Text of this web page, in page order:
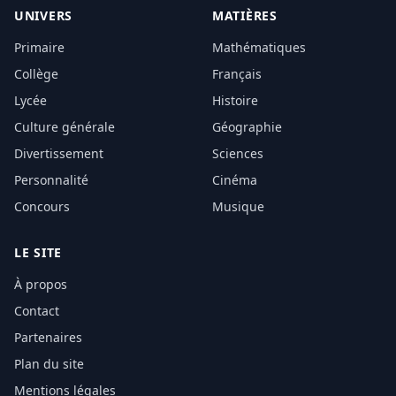
UNIVERS
Primaire
Collège
Lycée
Culture générale
Divertissement
Personnalité
Concours
MATIÈRES
Mathématiques
Français
Histoire
Géographie
Sciences
Cinéma
Musique
LE SITE
À propos
Contact
Partenaires
Plan du site
Mentions légales